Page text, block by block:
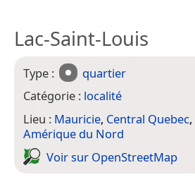
Lac-Saint-Louis
Type :
quartier
Catégorie : localité
Lieu : Mauricie, Central Quebec,
Amérique du Nord
Voir sur Open­Street­Map